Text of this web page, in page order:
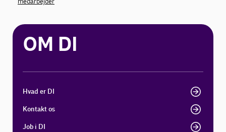
OM DI
Hvad er DI
Kontakt os
Job i DI